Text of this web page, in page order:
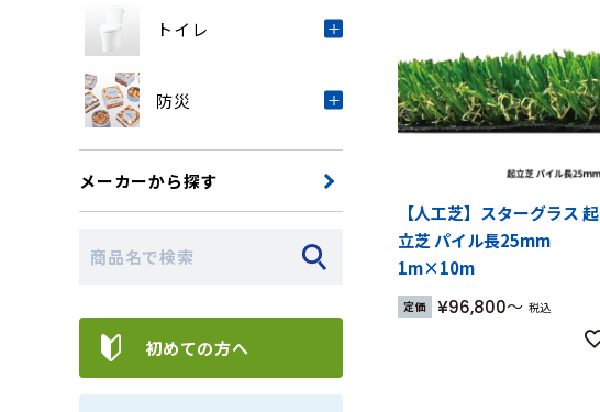
トイレ
防災
メーカーから探す
初めての方へ
【人工芝】スターグラス 起
立芝 パイル長25mm
1m×10m
定価 ¥96,800 税込